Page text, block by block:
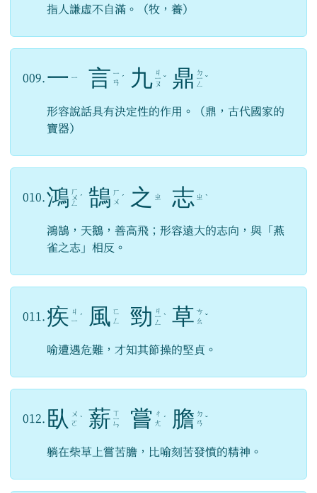
指人謙虛不自滿。（牧，養）
009. 一 ㄧ 言 ㄧ
ㄢ ˊ 九 ㄐ
ㄧ
ㄡ
ˇ 鼎 ㄉ
ㄧ
ㄥ
ˇ
形容說話具有決定性的作用。（鼎，古代國家的
寶器）
010. 鴻 ㄏ
ㄨ
ㄥ
ˊ 鵠 ㄏ
ㄨ ˊ 之 ㄓ 志 ㄓ ˋ
鴻鵠，天鵝，善高飛；形容遠大的志向，與「燕
雀之志」相反。
011. 疾 ㄐ
ㄧ ˊ 風 ㄈ
ㄥ
勁 ㄐ
ㄧ
ㄥ
ˋ 草 ㄘ
ㄠ ˇ
喻遭遇危難，才知其節操的堅貞。
012. 臥
ㄨ
ㄛ ˋ 薪 ㄒ
ㄧ
ㄣ 嘗 ㄔ
ㄤ ˊ 膽 ㄉ
ㄢ ˇ
躺在柴草上嘗苦膽，比喻刻苦發憤的精神。